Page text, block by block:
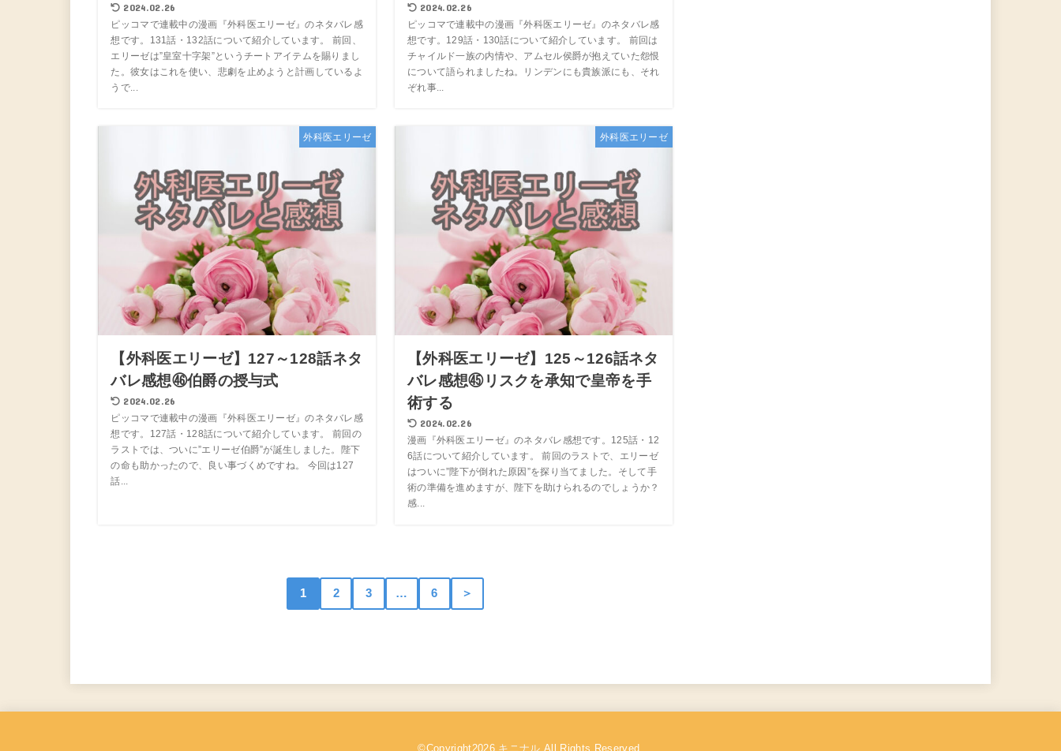
2024.02.26
ピッコマで連載中の漫画『外科医エリーゼ』のネタバレ感
想です。131話・132話について紹介しています。 前回、
エリーゼは”皇室十字架”というチートアイテムを賜りまし
た。彼女はこれを使い、悲劇を止めようと計画しているよ
うで...
2024.02.26
ピッコマで連載中の漫画『外科医エリーゼ』のネタバレ感
想です。129話・130話について紹介しています。 前回は
チャイルド一族の内情や、アムセル侯爵が抱えていた怨恨
について語られましたね。リンデンにも貴族派にも、それ
ぞれ事...
外科医エリーゼ
【外科医エリーゼ】127～128話ネタ
バレ感想㊻伯爵の授与式
2024.02.26
ピッコマで連載中の漫画『外科医エリーゼ』のネタバレ感
想です。127話・128話について紹介しています。 前回の
ラストでは、ついに”エリーゼ伯爵”が誕生しました。陛下
の命も助かったので、良い事づくめですね。 今回は127
話...
外科医エリーゼ
【外科医エリーゼ】125～126話ネタ
バレ感想㊺リスクを承知で皇帝を手
術する
2024.02.26
漫画『外科医エリーゼ』のネタバレ感想です。125話・12
6話について紹介しています。 前回のラストで、エリーゼ
はついに”陛下が倒れた原因”を探り当てました。そして手
術の準備を進めますが、陛下を助けられるのでしょうか？
感...
1 2 3 … 6 ＞
©Copyright2026 キニナル .All Rights Reserved.